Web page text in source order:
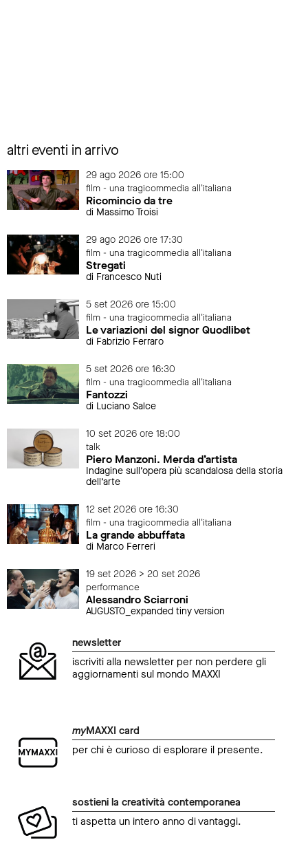
altri eventi in arrivo
29 ago 2026 ore 15:00
film - una tragicommedia all'italiana
Ricomincio da tre
di Massimo Troisi
29 ago 2026 ore 17:30
film - una tragicommedia all'italiana
Stregati
di Francesco Nuti
5 set 2026 ore 15:00
film - una tragicommedia all'italiana
Le variazioni del signor Quodlibet
di Fabrizio Ferraro
5 set 2026 ore 16:30
film - una tragicommedia all'italiana
Fantozzi
di Luciano Salce
10 set 2026 ore 18:00
talk
Piero Manzoni. Merda d’artista
Indagine sull’opera più scandalosa della storia
dell’arte
12 set 2026 ore 16:30
film - una tragicommedia all'italiana
La grande abbuffata
di Marco Ferreri
19 set 2026 > 20 set 2026
performance
Alessandro Sciarroni
AUGUSTO_expanded tiny version
newsletter
iscriviti alla newsletter per non perdere gli
aggiornamenti sul mondo MAXXI
myMAXXI card
per chi è curioso di esplorare il presente.
sostieni la creatività contemporanea
ti aspetta un intero anno di vantaggi.